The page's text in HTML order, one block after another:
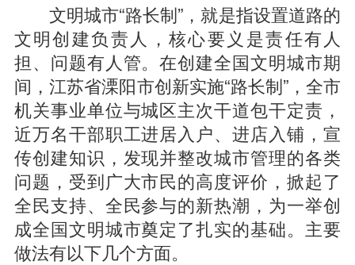
文明城市“路长制”，就是指设置道路的
文明创建负责人，核心要义是责任有人
担、问题有人管。在创建全国文明城市期
间，江苏省溧阳市创新实施“路长制”，全市
机关事业单位与城区主次干道包干定责，
近万名干部职工进居入户、进店入铺，宣
传创建知识，发现并整改城市管理的各类
问题，受到广大市民的高度评价，掀起了
全民支持、全民参与的新热潮，为一举创
成全国文明城市奠定了扎实的基础。主要
做法有以下几个方面。